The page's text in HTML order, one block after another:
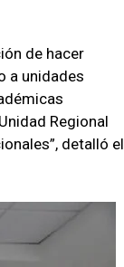
de hacer
a unidades
Regional
detalló el